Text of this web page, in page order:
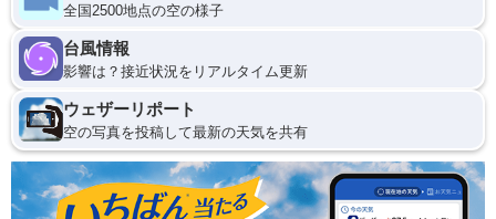
全国2500地点の空の様子
台風情報
影響は？接近状況をリアルタイム更新
ウェザーリポート
空の写真を投稿して最新の天気を共有